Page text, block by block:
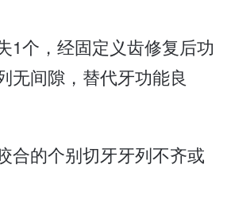
1个，经固定义齿修复后功
无间隙，替代牙功能良
合的个别切牙牙列不齐或